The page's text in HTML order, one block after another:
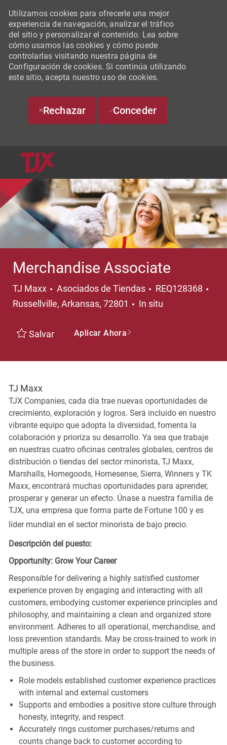
Utilizamos cookies para ofrecerle una mejor
experiencia de navegación, analizar el tráfico
del sitio y personalizar el contenido. Lea sobre
cómo usamos las cookies y cómo puede
controlarlas visitando nuestra página de
Configuración de cookies. Si continúa utilizando
este sitio, acepta nuestro uso de cookies.
Rechazar Conceder
Merchandise Associate
TJ Maxx Categoría
Asociados de Tiendas REQ128368
Russellville, Arkansas, 72801
In situ
Salvar Aplicar Ahora
TJ Maxx
TJX Companies, cada día trae nuevas oportunidades de
crecimiento, exploración y logros. Será incluido en nuestro
vibrante equipo que adopta la diversidad, fomenta la
colaboración y prioriza su desarrollo. Ya sea que trabaje
en nuestras cuatro oficinas centrales globales, centros de
distribución o tiendas del sector minorista, TJ Maxx,
Marshalls, Homegoods, Homesense, Sierra, Winners y TK
Maxx, encontrará muchas oportunidades para aprender,
prosperar y generar un efecto. Únase a nuestra familia de
TJX, una empresa que forma parte de Fortune 100 y es
líder mundial en el sector minorista de bajo precio.
Descripción del puesto:
Opportunity: Grow Your Career
Responsible for delivering a highly satisfied customer
experience proven by engaging and interacting with all
customers, embodying customer experience principles and
philosophy, and maintaining a clean and organized store
environment. Adheres to all operational, merchandise, and
loss prevention standards. May be cross-trained to work in
multiple areas of the store in order to support the needs of
the business.
Role models established customer experience practices
with internal and external customers
Supports and embodies a positive store culture through
honesty, integrity, and respect
Accurately rings customer purchases/returns and
counts change back to customer according to